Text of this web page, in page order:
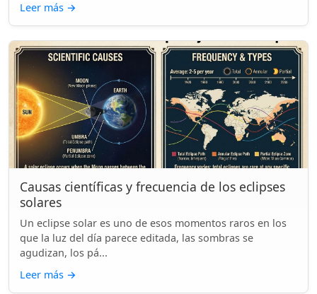
Leer más →
Causas científicas y frecuencia de los eclipses
solares
Un eclipse solar es uno de esos momentos raros en los
que la luz del día parece editada, las sombras se
agudizan, los pá...
Leer más →